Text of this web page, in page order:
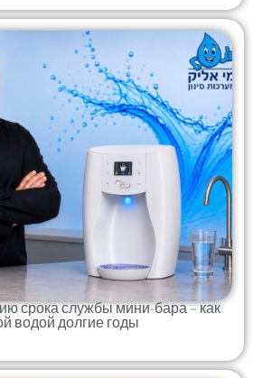
срока службы мини-бара – как
водой долгие годы